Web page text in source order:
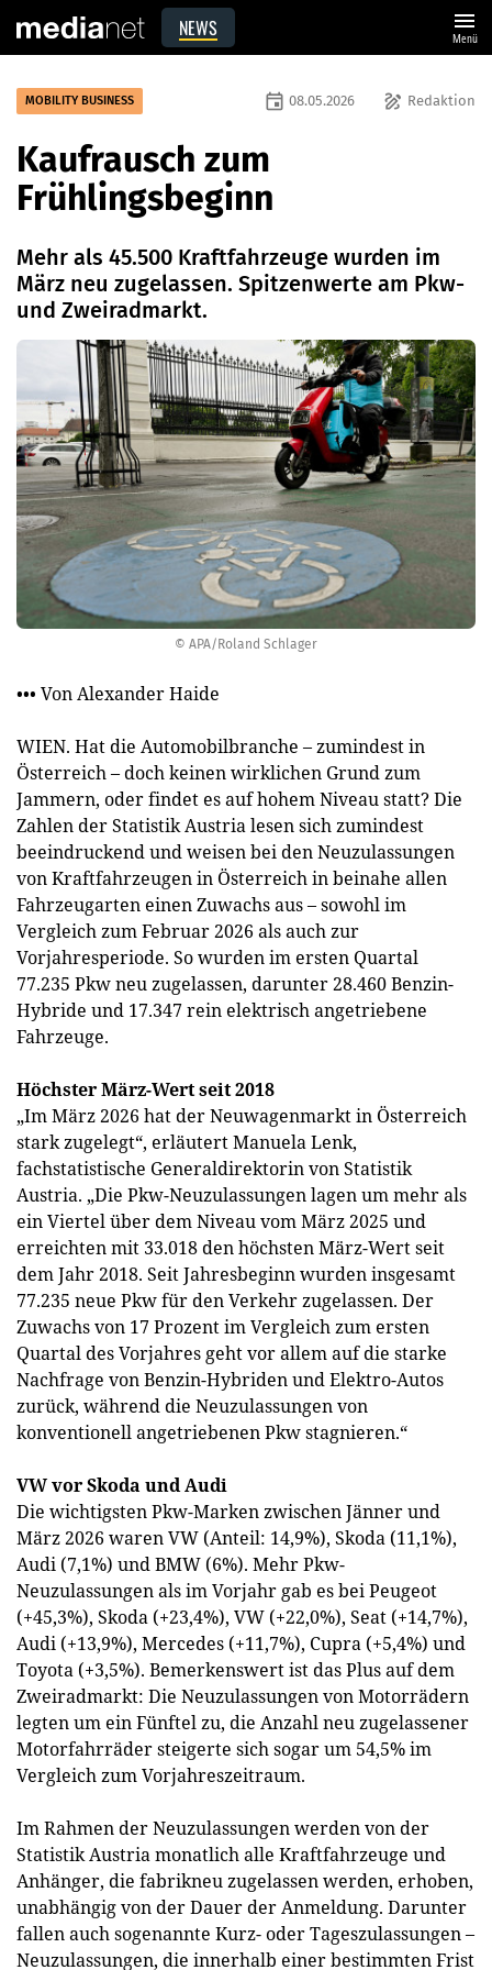
NEWS menu
Menü
© APA/Roland Schlager
MOBILITY BUSINESS draw Redaktion
event 08.05.2026
Kaufrausch zum
Frühlingsbeginn
Mehr als 45.500 Kraftfahrzeuge wurden im
März neu zugelassen. Spitzenwerte am Pkw-
und Zweiradmarkt.
••• Von Alexander Haide
WIEN. Hat die Automobilbranche – zumindest in
Österreich – doch keinen wirklichen Grund zum
Jammern, oder findet es auf hohem Niveau statt? Die
Zahlen der Statistik Austria lesen sich zumindest
beeindruckend und weisen bei den Neuzulassungen
von Kraftfahrzeugen in Österreich in beinahe allen
Fahrzeugarten einen Zuwachs aus – sowohl im
Vergleich zum Februar 2026 als auch zur
Vorjahresperiode. So wurden im ersten Quartal
77.235 Pkw neu zugelassen, darunter 28.460 Benzin-
Hybride und 17.347 rein elektrisch angetriebene
Fahrzeuge.
Höchster März-Wert seit 2018
„Im März 2026 hat der Neuwagenmarkt in Österreich
stark zugelegt“, erläutert Manuela Lenk,
fachstatistische Generaldirektorin von Statistik
Austria. „Die Pkw-Neuzulassungen lagen um mehr als
ein Viertel über dem Niveau vom März 2025 und
erreichten mit 33.018 den höchsten März-Wert seit
dem Jahr 2018. Seit Jahresbeginn wurden insgesamt
77.235 neue Pkw für den Verkehr zugelassen. Der
Zuwachs von 17 Prozent im Vergleich zum ersten
Quartal des Vorjahres geht vor allem auf die starke
Nachfrage von Benzin-Hybriden und Elektro-Autos
zurück, während die Neuzulassungen von
konventionell angetriebenen Pkw stagnieren.“
VW vor Skoda und Audi
Die wichtigsten Pkw-Marken zwischen Jänner und
März 2026 waren VW (Anteil: 14,9%), Skoda (11,1%),
Audi (7,1%) und BMW (6%). Mehr Pkw-
Neuzulassungen als im Vorjahr gab es bei Peugeot
(+45,3%), Skoda (+23,4%), VW (+22,0%), Seat (+14,7%),
Audi (+13,9%), Mercedes (+11,7%), Cupra (+5,4%) und
Toyota (+3,5%). Bemerkenswert ist das Plus auf dem
Zweiradmarkt: Die Neuzulassungen von Motorrädern
legten um ein Fünftel zu, die Anzahl neu zugelassener
Motorfahrräder steigerte sich sogar um 54,5% im
Vergleich zum Vorjahreszeitraum.
Im Rahmen der Neuzulassungen werden von der
Statistik Austria monatlich alle Kraftfahrzeuge und
Anhänger, die fabrikneu zugelassen werden, erhoben,
unabhängig von der Dauer der Anmeldung. Darunter
fallen auch sogenannte Kurz- oder Tageszulassungen –
Neuzulassungen, die innerhalb einer bestimmten Frist